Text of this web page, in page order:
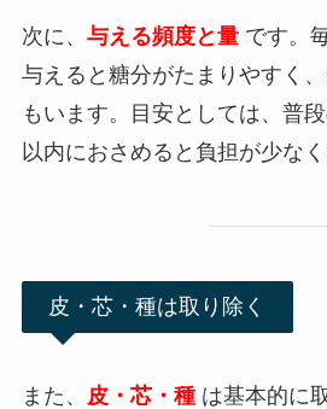
次に、 与える頻度と量です。
与えると糖分がたまりやすく
もいます。目安としては、普
以内におさめると負担が少なく
皮・芯・種は取り除く
また、 皮・芯・種は基本的に